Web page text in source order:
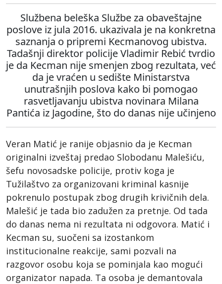
Službena beleška Službe za obaveštajne
poslove iz jula 2016. ukazivala je na konkretna
saznanja o pripremi Kecmanovog ubistva.
Tadašnji direktor policije Vladimir Rebić tvrdio
je da Kecman nije smenjen zbog rezultata, već
da je vraćen u sedište Ministarstva
unutrašnjih poslova kako bi pomogao
rasvetljavanju ubistva novinara Milana
Pantića iz Jagodine, što do danas nije učinjeno
Veran Matić je ranije objasnio da je Kecman
originalni izveštaj predao Slobodanu Malešiću,
šefu novosadske policije, protiv koga je
Tužilaštvo za organizovani kriminal kasnije
pokrenulo postupak zbog drugih krivičnih dela.
Malešić je tada bio zadužen za pretnje. Od tada
do danas nema ni rezultata ni odgovora. Matić i
Kecman su, suočeni sa izostankom
institucionalne reakcije, sami pozvali na
razgovor osobu koja se pominjala kao mogući
organizator napada. Ta osoba je demantovala